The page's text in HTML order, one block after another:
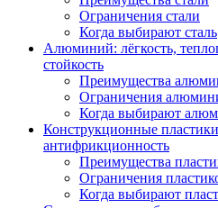
Ограничения стали
Когда выбирают сталь
Алюминий: лёгкость,
стойкость
Преимущества
Ограничения
Когда выбирают
Конструкционные
антифрикционность
Преимущества
Ограничения
Когда выбирают